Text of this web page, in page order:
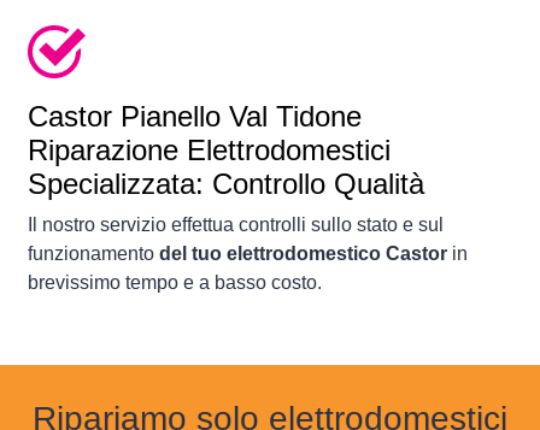
Castor Pianello Val Tidone
Riparazione Elettrodomestici
Specializzata: Controllo Qualità
Il nostro servizio effettua controlli sullo stato e sul
funzionamento del tuo elettrodomestico Castor in
brevissimo tempo e a basso costo.
Ripariamo solo elettrodomestici